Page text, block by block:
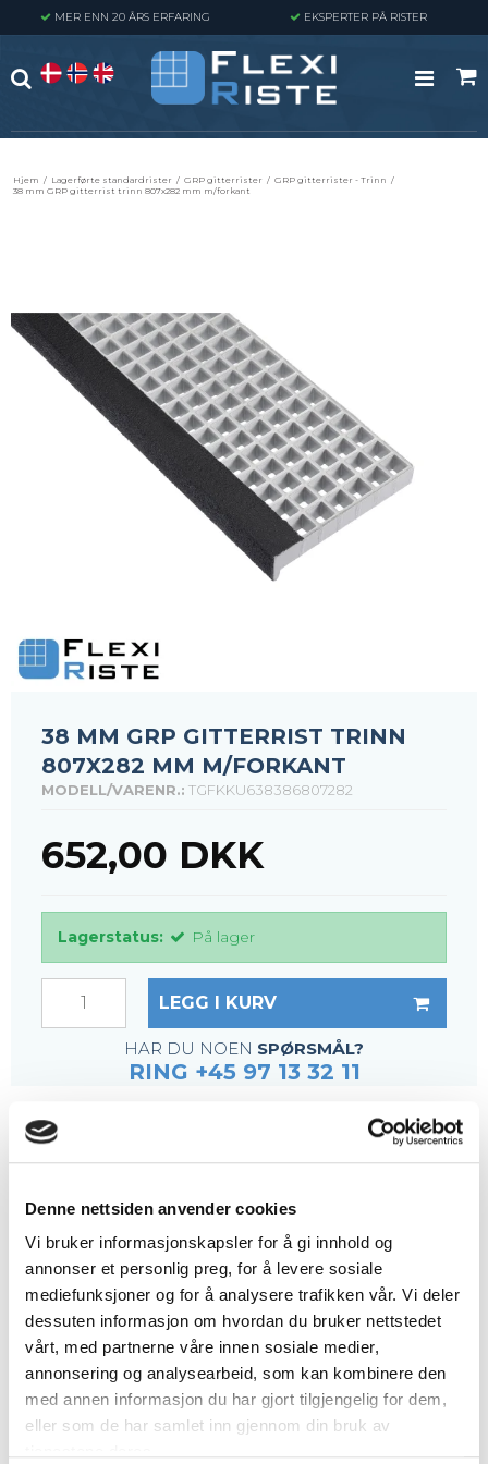
Denne nettsiden anvender cookies
Vi bruker informasjonskapsler for å gi innhold og
annonser et personlig preg, for å levere sosiale
mediefunksjoner og for å analysere trafikken vår. Vi deler
dessuten informasjon om hvordan du bruker nettstedet
vårt, med partnerne våre innen sosiale medier,
annonsering og analysearbeid, som kan kombinere den
med annen informasjon du har gjort tilgjengelig for dem,
eller som de har samlet inn gjennom din bruk av
MER ENN 20 ÅRS ERFARING EKSPERTER PÅ RISTER
Hjem / Lagerførte standardrister / GRP gitterrister / GRP gitterrister - Trinn /
38 mm GRP gitterrist trinn 807x282 mm m/forkant
38 MM GRP GITTERRIST TRINN
807X282 MM M/FORKANT
MODELL/VARENR.: TGFKKU638386807282
652,00 DKK
Lagerstatus: På lager
LEGG I KURV
HAR DU NOEN SPØRSMÅL?
RING +45 97 13 32 11
BESKRIVELSE
EN14122-2.
Det anbefales å sveise på vinkler på vangene og
feste med 4 stk. festebeslagB638K
Ristetype: GRP gitterrist - med sklisikker forkant
Ribbe: 6/7 mm
Maskestørrelse: 38 x 38 mm
Maskeåpning: 31 x 31 mm
Overflate: Konkav